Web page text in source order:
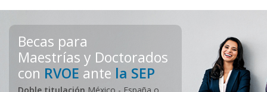
Becas para
Maestrías y Doctorados
con RVOE ante la SEP